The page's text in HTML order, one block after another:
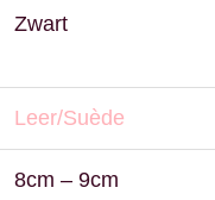
Zwart
Leer/Suède
8cm – 9cm